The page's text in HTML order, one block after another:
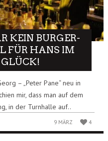
KEIN BURGER-
FÜR HANS IM
GLÜCK!
– „Peter Pane“ neu in
mir, dass man auf dem
in der Turnhalle auf..
9 MÄRZ 4